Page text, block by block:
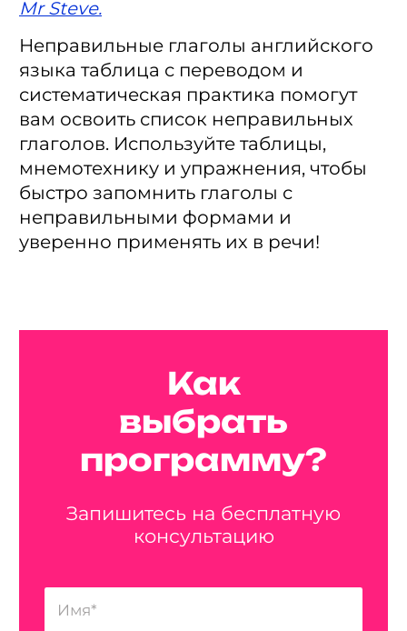
Mr Steve.
Неправильные глаголы английского
языка таблица с переводом и
систематическая практика помогут
вам освоить список неправильных
глаголов. Используйте таблицы,
мнемотехнику и упражнения, чтобы
быстро запомнить глаголы с
неправильными формами и
уверенно применять их в речи!
Как
выбрать
программу?
Запишитесь на бесплатную
консультацию